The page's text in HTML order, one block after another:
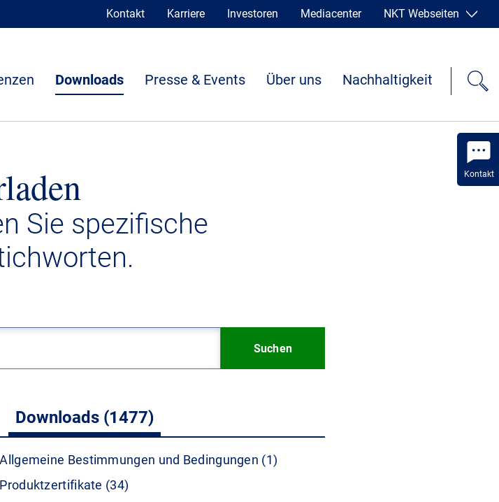
Kontakt
Kontakt Karriere Investoren Mediacenter NKT Webseiten
Downloads Presse & Events Über uns Nachhaltigkeit
Sie spezifische
Suchen
Downloads (1477)
Allgemeine Bestimmungen und Bedingungen (1)
Produktzertifikate (34)